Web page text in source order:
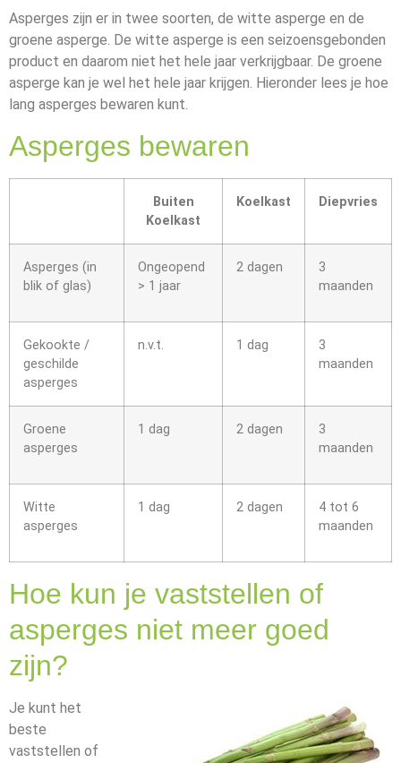
Asperges zijn er in twee soorten, de witte asperge en de
groene asperge. De witte asperge is een seizoensgebonden
product en daarom niet het hele jaar verkrijgbaar. De groene
asperge kan je wel het hele jaar krijgen. Hieronder lees je hoe
lang asperges bewaren kunt.
Asperges bewaren
Buiten
Koelkast
Koelkast Diepvries
Asperges (in
blik of glas)
Ongeopend
> 1 jaar
2 dagen
3
maanden
Gekookte /
geschilde
asperges
n.v.t. 1 dag
3
maanden
Groene
asperges
1 dag 2 dagen
3
maanden
Witte
asperges
1 dag 2 dagen
4 tot 6
maanden
Hoe kun je vaststellen of
asperges niet meer goed
zijn?
Je kunt het
beste
vaststellen of